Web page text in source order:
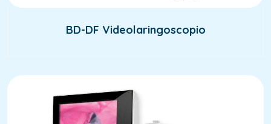
BD-DF Videolaringoscopio